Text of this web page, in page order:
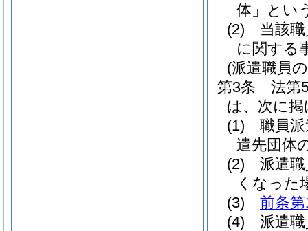
体」とい
(2)
当該
に関する
(派遣職員
第3条
法第
は、次に
(1)
職員
遣先団体
(2)
派遣
くなった
(3)
前条
(4)
派遣